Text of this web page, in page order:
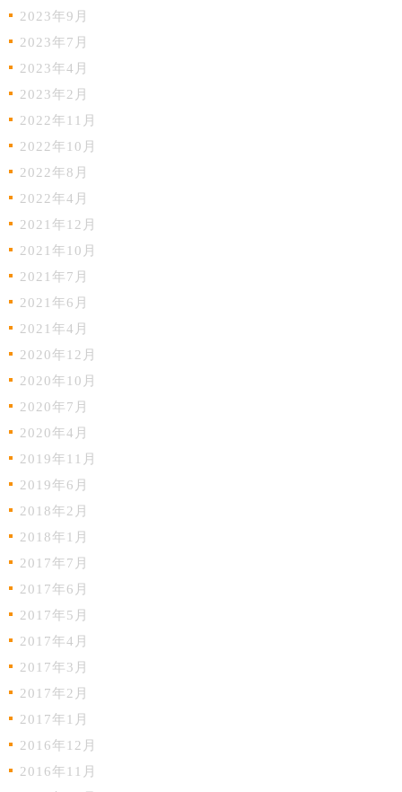
2023年9月
2023年7月
2023年4月
2023年2月
2022年11月
2022年10月
2022年8月
2022年4月
2021年12月
2021年10月
2021年7月
2021年6月
2021年4月
2020年12月
2020年10月
2020年7月
2020年4月
2019年11月
2019年6月
2018年2月
2018年1月
2017年7月
2017年6月
2017年5月
2017年4月
2017年3月
2017年2月
2017年1月
2016年12月
2016年11月